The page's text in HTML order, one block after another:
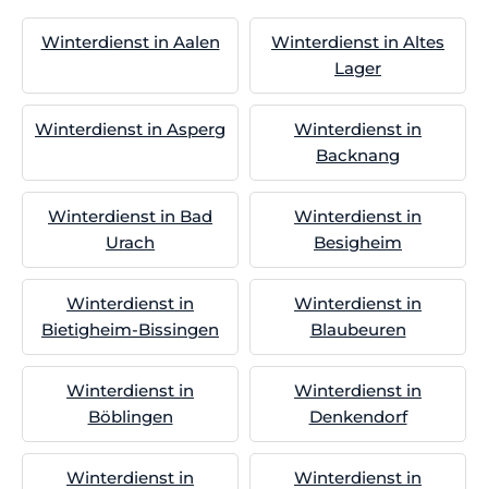
Winterdienst in Aalen
Winterdienst in Altes
Lager
Winterdienst in Asperg
Winterdienst in
Backnang
Winterdienst in Bad
Urach
Winterdienst in
Besigheim
Winterdienst in
Bietigheim-Bissingen
Winterdienst in
Blaubeuren
Winterdienst in
Böblingen
Winterdienst in
Denkendorf
Winterdienst in
Winterdienst in